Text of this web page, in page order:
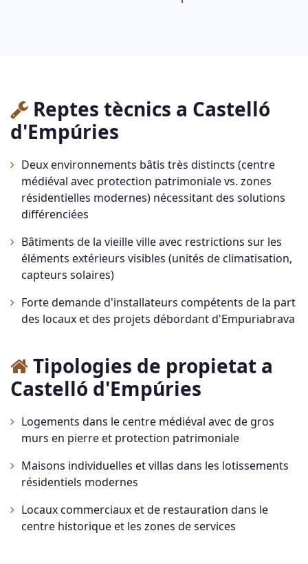
Reptes tècnics a Castelló
d'Empúries
Deux environnements bâtis très distincts (centre
médiéval avec protection patrimoniale vs. zones
résidentielles modernes) nécessitant des solutions
différenciées
Bâtiments de la vieille ville avec restrictions sur les
éléments extérieurs visibles (unités de climatisation,
capteurs solaires)
Forte demande d'installateurs compétents de la part
des locaux et des projets débordant d'Empuriabrava
Tipologies de propietat a
Castelló d'Empúries
Logements dans le centre médiéval avec de gros
murs en pierre et protection patrimoniale
Maisons individuelles et villas dans les lotissements
résidentiels modernes
Locaux commerciaux et de restauration dans le
centre historique et les zones de services